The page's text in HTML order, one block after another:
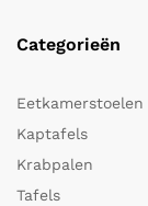
Categorieën
Eetkamerstoelen
Kaptafels
Krabpalen
Tafels